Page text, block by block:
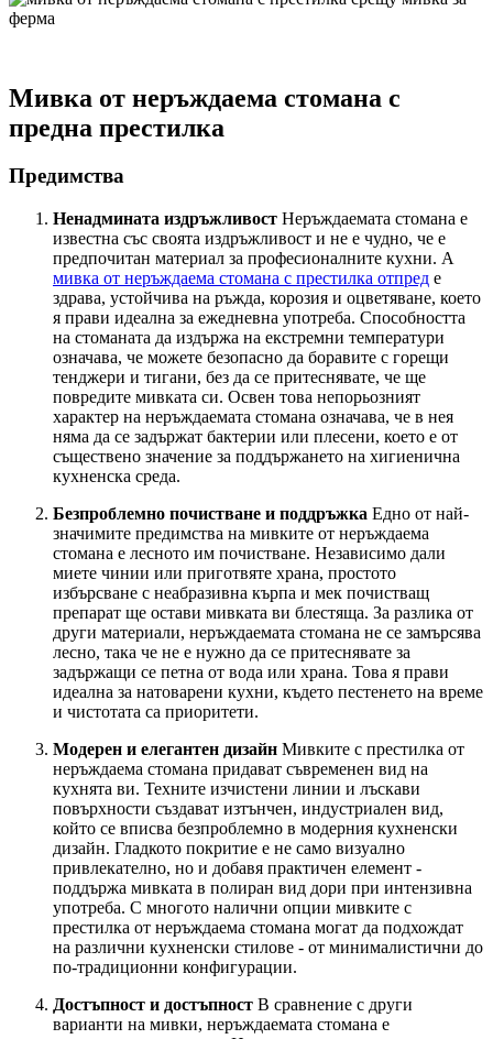
Мивка от неръждаема стомана с
предна престилка
Предимства
Ненадмината издръжливост Неръждаемата стомана е
известна със своята издръжливост и не е чудно, че е
предпочитан материал за професионалните кухни. A
мивка от неръждаема стомана с престилка отпред е
здрава, устойчива на ръжда, корозия и оцветяване, което
я прави идеална за ежедневна употреба. Способността
на стоманата да издържа на екстремни температури
означава, че можете безопасно да боравите с горещи
тенджери и тигани, без да се притеснявате, че ще
повредите мивката си. Освен това непорьозният
характер на неръждаемата стомана означава, че в нея
няма да се задържат бактерии или плесени, което е от
съществено значение за поддържането на хигиенична
кухненска среда.
Безпроблемно почистване и поддръжка Едно от най-
значимите предимства на мивките от неръждаема
стомана е лесното им почистване. Независимо дали
миете чинии или приготвяте храна, простото
избърсване с неабразивна кърпа и мек почистващ
препарат ще остави мивката ви блестяща. За разлика от
други материали, неръждаемата стомана не се замърсява
лесно, така че не е нужно да се притеснявате за
задържащи се петна от вода или храна. Това я прави
идеална за натоварени кухни, където пестенето на време
и чистотата са приоритети.
Модерен и елегантен дизайн Мивките с престилка от
неръждаема стомана придават съвременен вид на
кухнята ви. Техните изчистени линии и лъскави
повърхности създават изтънчен, индустриален вид,
който се вписва безпроблемно в модерния кухненски
дизайн. Гладкото покритие е не само визуално
привлекателно, но и добавя практичен елемент -
поддържа мивката в полиран вид дори при интензивна
употреба. С многото налични опции мивките с
престилка от неръждаема стомана могат да подхождат
на различни кухненски стилове - от минималистични до
по-традиционни конфигурации.
Достъпност и достъпност В сравнение с други
варианти на мивки, неръждаемата стомана е